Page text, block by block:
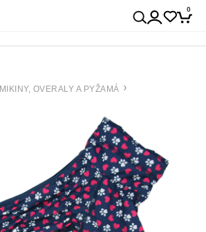
0
MIKINY, OVERALY A PYŽAMÁ